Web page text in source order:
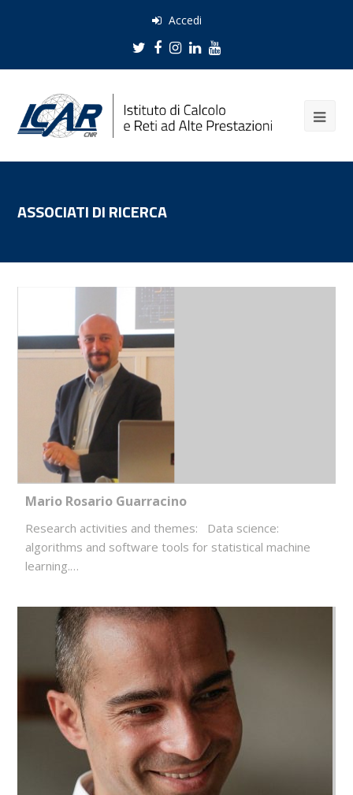
Accedi
Twitter
Facebook
Instagram
LinkedIn
Youtube
ASSOCIATI DI RICERCA
Mario Rosario Guarracino
Research activities and themes: Data science:
algorithms and software tools for statistical machine
learning.…